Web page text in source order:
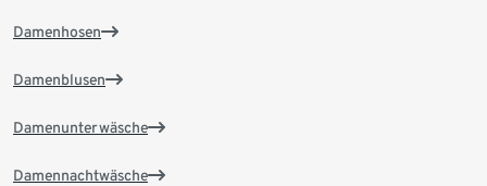
Damenhosen
Damenblusen
Damenunterwäsche
Damennachtwäsche